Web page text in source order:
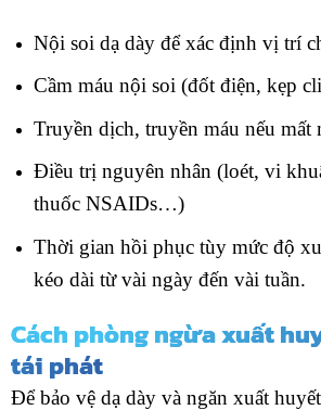
Nội soi dạ dày để xác định vị trí
Cầm máu nội soi (đốt điện, kẹp
Truyền dịch, truyền máu nếu mất
Điều trị nguyên nhân (loét, vi
thuốc NSAIDs…)
Thời gian hồi phục tùy mức độ
kéo dài từ vài ngày đến vài tuần.
Cách phòng ngừa xuất
tái phát
Để bảo vệ dạ dày và ngăn xuất